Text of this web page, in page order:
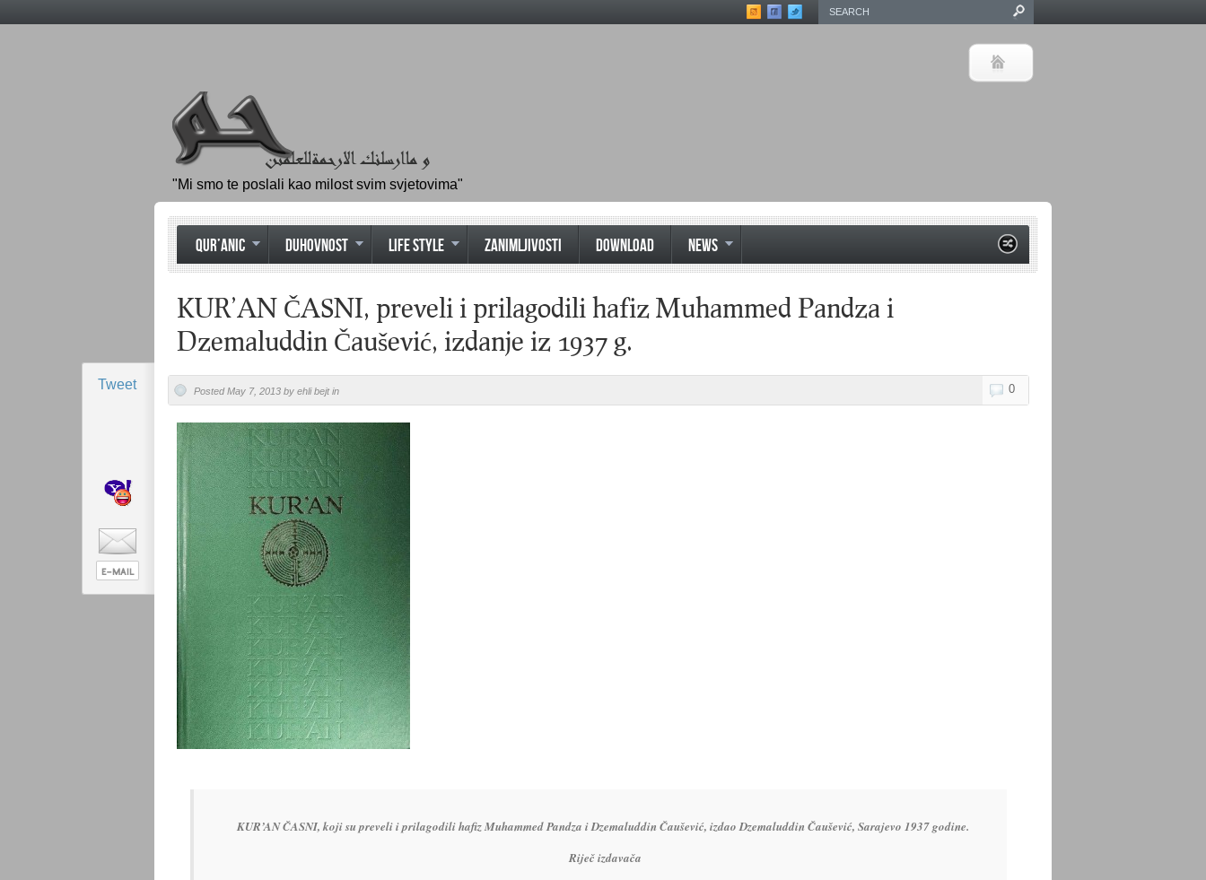
"Mi smo te poslali kao milost svim svjetovima"
QUR’ANIC DUHOVNOST LIFE STYLE ZANIMLJIVOSTI DOWNLOAD NEWS
Tweet
KUR’AN ČASNI, preveli i prilagodili hafiz Muhammed Pandza i
Dzemaluddin Čaušević, izdanje iz 1937 g.
0
Posted May 7, 2013 by ehli bejt in
KUR’AN ČASNI, koji su preveli i prilagodili hafiz Muhammed Pandza i Dzemaluddin Čaušević, izdao Dzemaluddin Čaušević, Sarajevo 1937 godine.
Riječ izdavača